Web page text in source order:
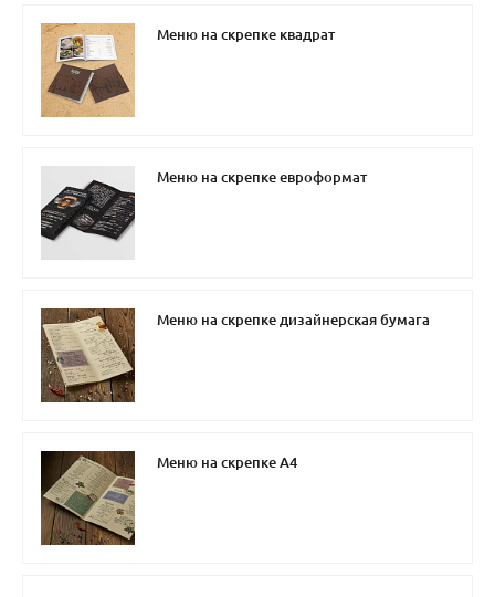
Меню на скрепке квадрат
Меню на скрепке евроформат
Меню на скрепке дизайнерская бумага
Меню на скрепке А4